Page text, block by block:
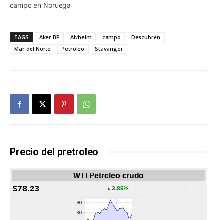
campo en Noruega
TAGS Aker BP Alvheim campo
Descubren
Mar del Norte
Petroleo Stavanger
Precio del pretroleo
WTI Petroleo crudo
$78.23 ▲3.85%